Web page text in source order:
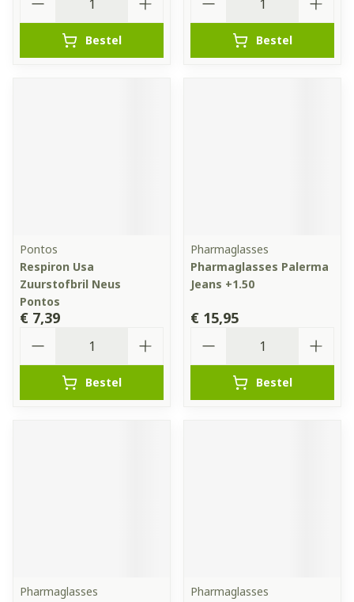
Bestel Bestel
Pontos
Respiron Usa
Zuurstofbril Neus
Pontos
€ 7,39
Bestel
Pharmaglasses
Pharmaglasses Palerma
Jeans +1.50
€ 15,95
Bestel
Pharmaglasses
Pharmaglasses